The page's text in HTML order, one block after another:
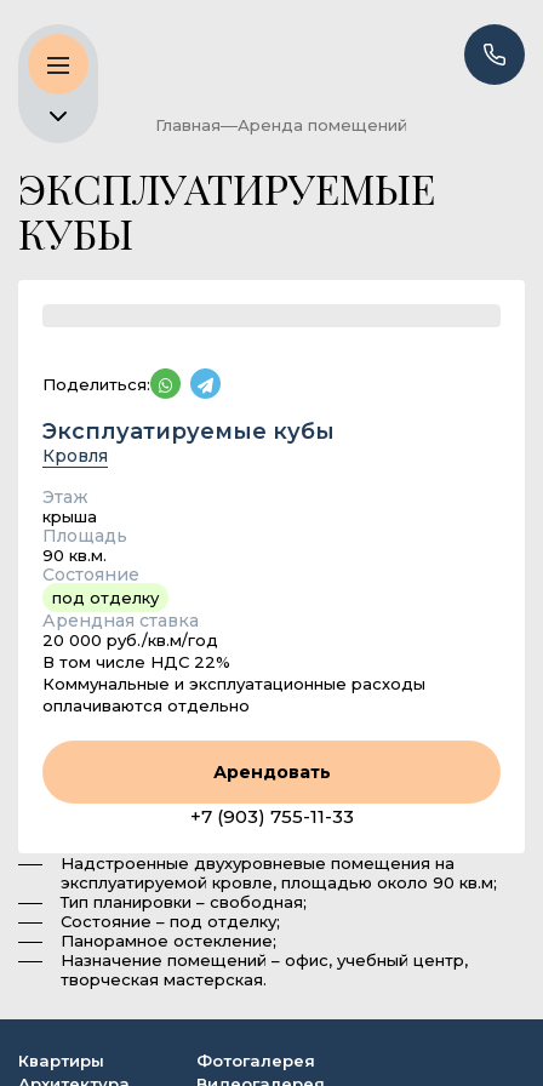
Главная Аренда помещений
ЭКСПЛУАТИРУЕМЫЕ
КУБЫ
Поделиться:
Эксплуатируемые кубы
Кровля
Этаж
крыша
Площадь
90 кв.м.
Состояние
под отделку
Арендная ставка
20 000 руб./кв.м/год
В том числе НДС 22%
Коммунальные и эксплуатационные расходы
оплачиваются отдельно
Арендовать
+7 (903) 755-11-33
Надстроенные двухуровневые помещения на
эксплуатируемой кровле, площадью около 90 кв.м;
Тип планировки – свободная;
Состояние – под отделку;
Панорамное остекление;
Назначение помещений – офис, учебный центр,
творческая мастерская.
Квартиры
Фотогалерея